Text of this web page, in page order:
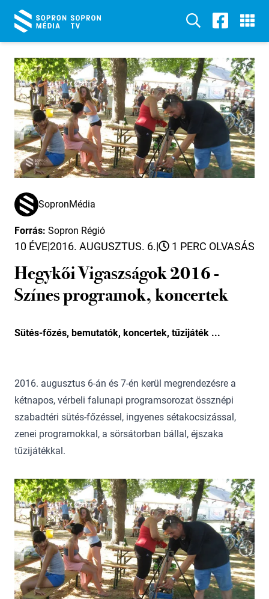
SopronMédia
Forrás: Sopron Régió
10 ÉVE|2016. AUGUSZTUS. 6.| 1 PERC OLVASÁS
Hegykői Vigaszságok 2016 -
Színes programok, koncertek
Sütés-főzés, bemutatók, koncertek, tűzijáték ...
2016. augusztus 6-án és 7-én kerül megrendezésre a
kétnapos, vérbeli falunapi programsorozat össznépi
szabadtéri sütés-főzéssel, ingyenes sétakocsizással,
zenei programokkal, a sörsátorban bállal, éjszaka
tűzijátékkal.